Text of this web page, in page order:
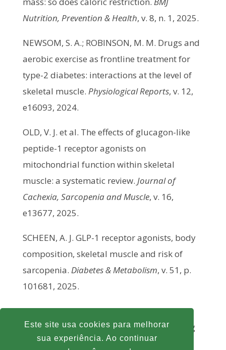
Nutrition, Prevention & Health, v. 8, n. 1, 2025.
NEWSOM, S. A.; ROBINSON, M. M. Drugs and
aerobic exercise as frontline treatment for
type-2 diabetes: interactions at the level of
skeletal muscle. Physiological Reports, v. 12,
e16093, 2024.
OLD, V. J. et al. The effects of glucagon-like
peptide-1 receptor agonists on
mitochondrial function within skeletal
muscle: a systematic review. Journal of
Cachexia, Sarcopenia and Muscle, v. 16,
e13677, 2025.
SCHEEN, A. J. GLP-1 receptor agonists, body
composition, skeletal muscle and risk of
sarcopenia. Diabetes & Metabolism, v. 51, p.
101681, 2025.
WU, L. et al. GLP-1 regulates exercise
endurance and skeletal muscle remodeling
via GLP-1R/AMPK signaling.Biochimica et
Este site usa cookies para melhorar
sua experiência. Ao continuar